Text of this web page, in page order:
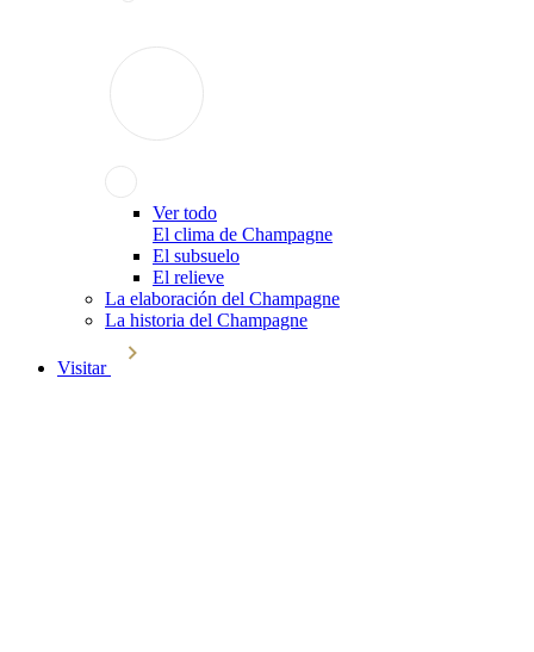
Ver todo
El clima de Champagne
El subsuelo
El relieve
La elaboración del Champagne
La historia del Champagne
Visitar